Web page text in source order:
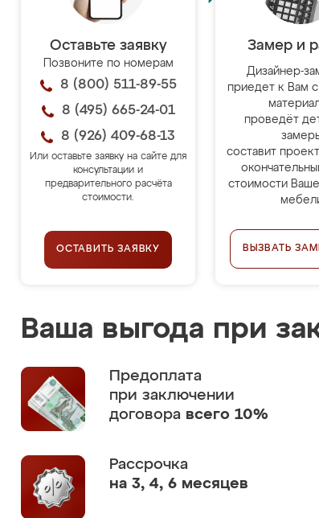
Оставьте заявку
Позвоните по номерам
8 (800) 511-89-55
8 (495) 665-24-01
8 (926) 409-68-13
Или оставьте заявку на сайте для
консультации и
предварительного расчёта
стоимости.
ОСТАВИТЬ ЗАЯВКУ
Замер и
Дизайнер-
приедет к Вам с
проведёт
составит
стоимости
ВЫЗВАТЬ
Ваша выгода при
Предоплата
при заключении
договора всего 10%
Рассрочка
на 3, 4, 6 месяцев